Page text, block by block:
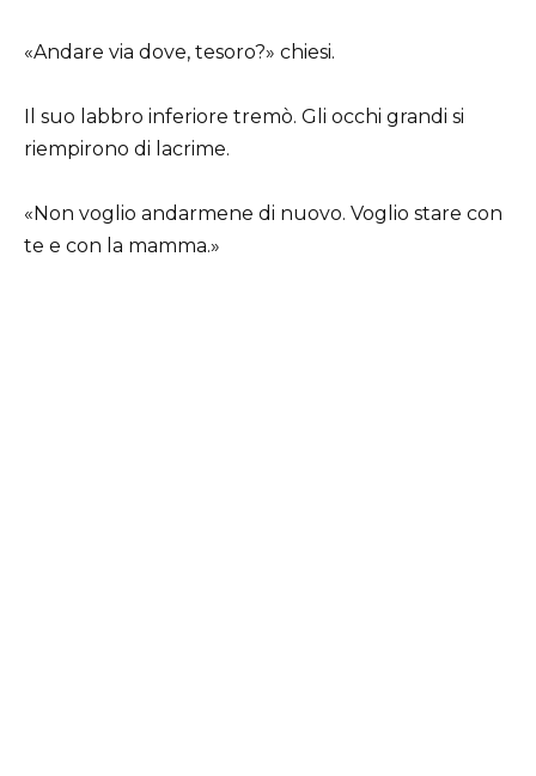
«Andare via dove, tesoro?» chiesi.
Il suo labbro inferiore tremò. Gli occhi grandi si
riempirono di lacrime.
«Non voglio andarmene di nuovo. Voglio stare con
te e con la mamma.»